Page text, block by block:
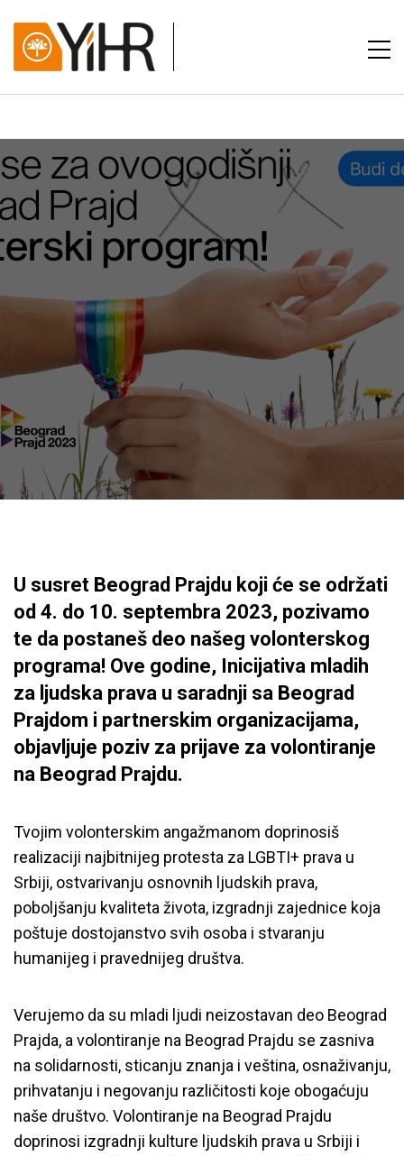
U susret Beograd Prajdu koji će se održati
od 4. do 10. septembra 2023, pozivamo
te da postaneš deo našeg volonterskog
programa! Ove godine, Inicijativa mladih
za ljudska prava u saradnji sa Beograd
Prajdom i partnerskim organizacijama,
objavljuje poziv za prijave za volontiranje
na Beograd Prajdu.
Tvojim volonterskim angažmanom doprinosiš
realizaciji najbitnijeg protesta za LGBTI+ prava u
Srbiji, ostvarivanju osnovnih ljudskih prava,
poboljšanju kvaliteta života, izgradnji zajednice koja
poštuje dostojanstvo svih osoba i stvaranju
humanijeg i pravednijeg društva.
Verujemo da su mladi ljudi neizostavan deo Beograd
Prajda, a volontiranje na Beograd Prajdu se zasniva
na solidarnosti, sticanju znanja i veština, osnaživanju,
prihvatanju i negovanju različitosti koje obogaćuju
naše društvo. Volontiranje na Beograd Prajdu
doprinosi izgradnji kulture ljudskih prava u Srbiji i